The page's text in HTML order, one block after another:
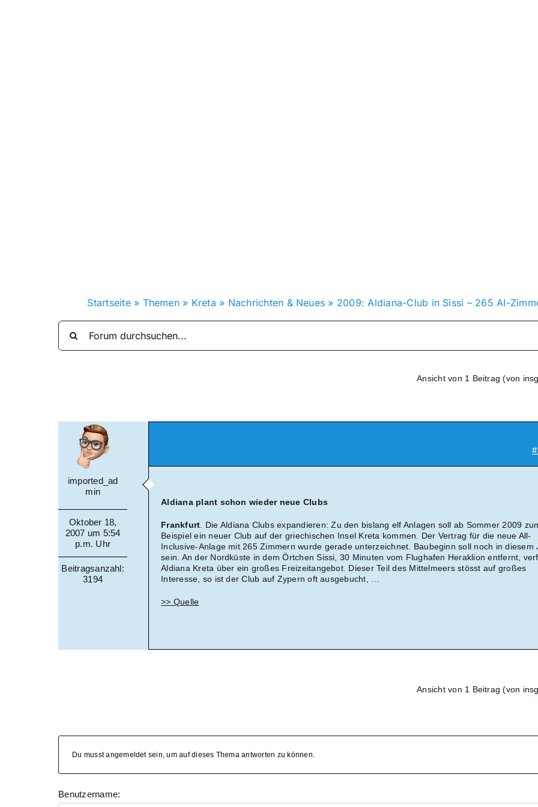
Startseite» Themen» Kreta » Nachrichten & Neues » 2009: Aldiana-Club in Sissi – 265 AI-
Ansicht von 1 Beitrag (von
imported_ad
min
Oktober 18,
2007 um 5:54
p.m. Uhr
Beitragsanzahl:
3194
Aldiana plant schon wieder neue Clubs
Frankfurt . Die Aldiana Clubs expandieren: Zu den bislang elf Anlagen soll ab Sommer 2009
Beispiel ein neuer Club auf der griechischen Insel Kreta kommen. Der Vertrag für die neue All-
Inclusive-Anlage mit 265 Zimmern wurde gerade unterzeichnet. Baubeginn soll noch in diesem
sein. An der Nordküste in dem Örtchen Sissi, 30 Minuten vom Flughafen Heraklion entfernt,
Aldiana Kreta über ein großes Freizeitangebot. Dieser Teil des Mittelmeers stösst auf großes
Interesse, so ist der Club auf Zypern oft ausgebucht, …
>> Quelle
Ansicht von 1 Beitrag (von
Du musst angemeldet sein, um auf dieses Thema antworten zu können.
Benutzername: